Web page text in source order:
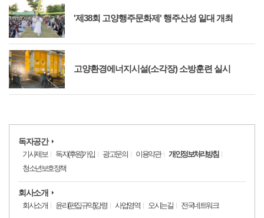
'제38회 고양행주문화제' 행주산성 일대 개최
고양환경에너지시설(소각장) 소방훈련 실시
독자공간
기사제보 독자(후원)가입 광고문의 이용약관
개인정보처리방침
청소년보호정책
회사소개
회사소개 윤리(편집규약)강령 사업영역 오시는길 전국네트워크